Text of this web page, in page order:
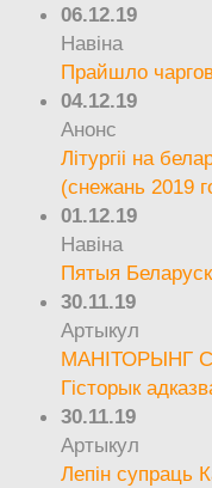
06.12.19
Навіна
Прайшло
04.12.19
Анонс
Літургіі на
(снежань 2019
01.12.19
Навіна
Пятыя
30.11.19
Артыкул
МАНІТОРЫНГ
Гісторык
30.11.19
Артыкул
Лепін супраць